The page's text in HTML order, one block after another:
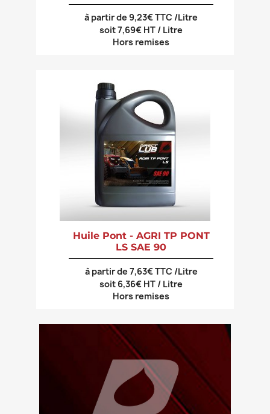
à partir de 9,23€ TTC /Litre
soit 7,69€ HT / Litre
Hors remises
Huile Pont - AGRI TP PONT
LS SAE 90
à partir de 7,63€ TTC /Litre
soit 6,36€ HT / Litre
Hors remises